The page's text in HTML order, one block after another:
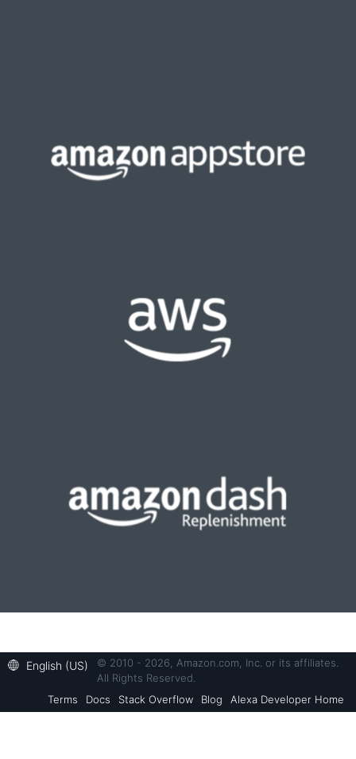
English (US)
© 2010 - 2026, Amazon.com, Inc. or its affiliates.
All Rights Reserved.
Terms
Docs Stack Overflow Blog Alexa Developer Home